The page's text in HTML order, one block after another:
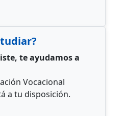
te ayudamos a
Vocacional
a tu disposición.